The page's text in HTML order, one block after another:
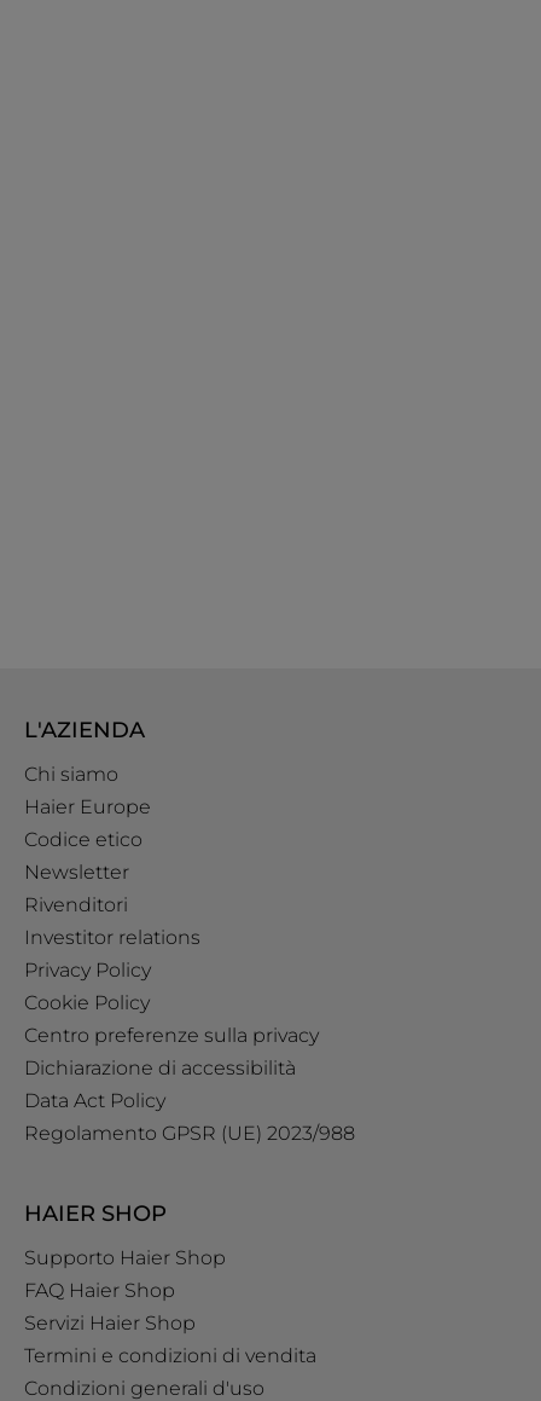
L'AZIENDA
Chi siamo
Haier Europe
Codice etico
Newsletter
Rivenditori
Investitor relations
Privacy Policy
Cookie Policy
Centro preferenze sulla privacy
Dichiarazione di accessibilità
Data Act Policy
Regolamento GPSR (UE) 2023/988
HAIER SHOP
Supporto Haier Shop
FAQ Haier Shop
Servizi Haier Shop
Termini e condizioni di vendita
Condizioni generali d'uso